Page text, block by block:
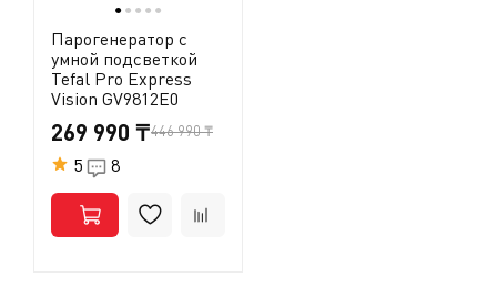
● ● ● ● ●
Парогенератор с
умной подсветкой
Tefal Pro Express
Vision GV9812E0
269 990 ₸446 990 ₸
5 8